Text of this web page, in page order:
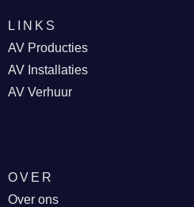
LINKS
AV Producties
AV Installaties
AV Verhuur
OVER
Over ons